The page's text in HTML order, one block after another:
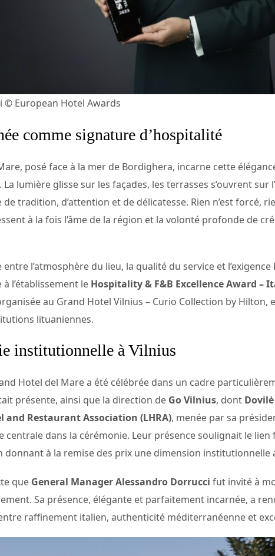
© European Hotel Awards
comme signature d’hospitalité
posé face à la mer de Bordighera, incarne cette
La lumière glisse sur les façades, les terrasses s’ouvrent
tradition, d’attention et de délicatesse. Rien n’est forcé,
à la fois l’âme de la région et la volonté profonde de
l’atmosphère du lieu, la qualité du service et
l’établissement le Hospitality & F&B Excellence Award –
au Grand Hotel Vilnius – Curio Collection by
lituaniennes.
institutionnelle à Vilnius
Hotel del Mare a été célébrée dans un cadre
présente, ainsi que la direction de Go Vilnius, dont
Restaurant Association (LHRA), menée par sa
centrale dans la cérémonie. Leur présence soulignait le
donnant à la remise des prix une dimension institutionnelle
que General Manager Alessandro Dorrucci fut invité à
Sa présence, élégante et parfaitement incarnée, a
raffinement italien, authenticité méditerranéenne et